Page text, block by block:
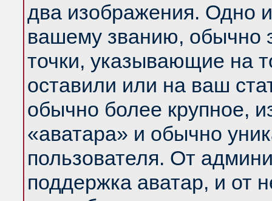
два изображения. Одно
вашему званию, обычно
точки, указывающие на
оставили или на ваш
обычно более крупное,
«аватара» и обычно
пользователя. От
поддержка аватар, и от